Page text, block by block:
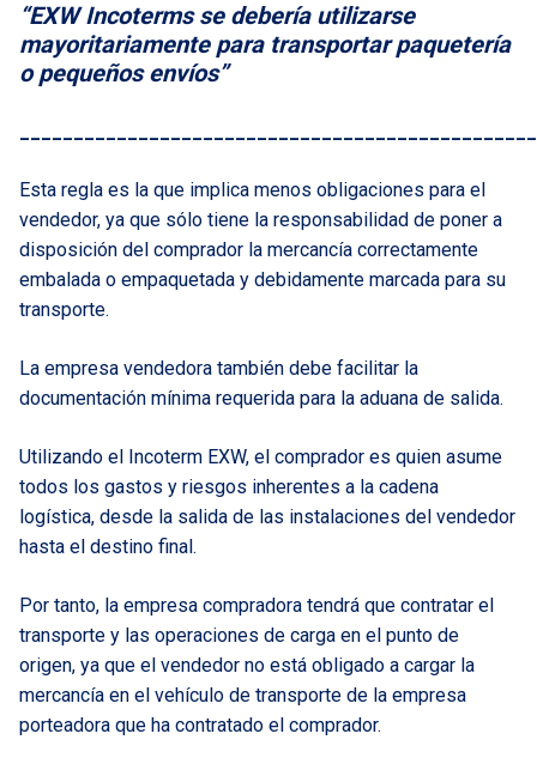
“EXW Incoterms se debería utilizarse
mayoritariamente para transportar paquetería
o pequeños envíos”
Esta regla es la que implica menos obligaciones para el
vendedor, ya que sólo tiene la responsabilidad de poner a
disposición del comprador la mercancía correctamente
embalada o empaquetada y debidamente marcada para su
transporte.
La empresa vendedora también debe facilitar la
documentación mínima requerida para la aduana de salida.
Utilizando el Incoterm EXW, el comprador es quien asume
todos los gastos y riesgos inherentes a la cadena
logística, desde la salida de las instalaciones del vendedor
hasta el destino final.
Por tanto, la empresa compradora tendrá que contratar el
transporte y las operaciones de carga en el punto de
origen, ya que el vendedor no está obligado a cargar la
mercancía en el vehículo de transporte de la empresa
porteadora que ha contratado el comprador.